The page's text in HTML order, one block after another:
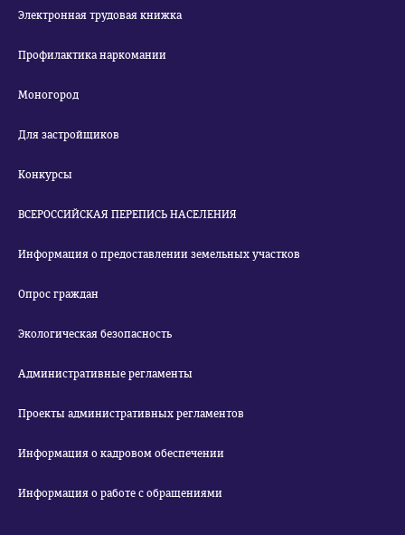
Электронная трудовая книжка
Профилактика наркомании
Моногород
Для застройщиков
Конкурсы
ВСЕРОССИЙСКАЯ ПЕРЕПИСЬ НАСЕЛЕНИЯ
Информация о предоставлении земельных участков
Опрос граждан
Экологическая безопасность
Административные регламенты
Проекты административных регламентов
Информация о кадровом обеспечении
Информация о работе с обращениями